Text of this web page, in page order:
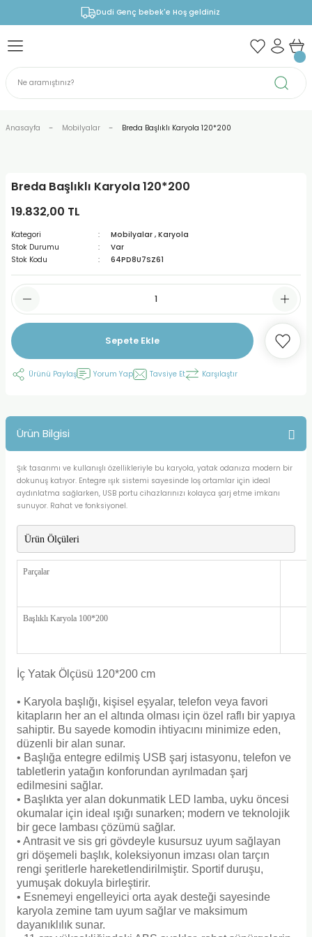
Dudi Genç bebek'e Hoş geldiniz
Anasayfa Mobilyalar Breda Başlıklı Karyola 120*200
Breda Başlıklı Karyola 120*200
19.832,00 TL
Kategori Mobilyalar , Karyola
Stok Durumu
Var
Stok Kodu
64PD8U7SZ61
Sepete Ekle
Ürünü Paylaş Yorum Yap Tavsiye Et Karşılaştır
Ürün Bilgisi
Şık tasarımı ve kullanışlı özellikleriyle bu karyola, yatak odanıza modern bir
dokunuş katıyor. Entegre ışık sistemi sayesinde loş ortamlar için ideal
aydınlatma sağlarken, USB portu cihazlarınızı kolayca şarj etme imkanı
sunuyor. Rahat ve fonksiyonel.
Ürün Ölçüleri
Parçalar
Başlıklı Karyola 100*200
İç Yatak Ölçüsü 120*200 cm
• Karyola başlığı, kişisel eşyalar, telefon veya favori
kitapların her an el altında olması için özel raflı bir yapıya
sahiptir. Bu sayede komodin ihtiyacını minimize eden,
düzenli bir alan sunar.
• Başlığa entegre edilmiş USB şarj istasyonu, telefon ve
tabletlerin yatağın konforundan ayrılmadan şarj
edilmesini sağlar.
• Başlıkta yer alan dokunmatik LED lamba, uyku öncesi
okumalar için ideal ışığı sunarken; modern ve teknolojik
bir gece lambası çözümü sağlar.
• Antrasit ve sis gri gövdeyle kusursuz uyum sağlayan
gri döşemeli başlık, koleksiyonun imzası olan tarçın
rengi şeritlerle hareketlendirilmiştir. Sportif duruşu,
yumuşak dokuyla birleştirir.
• Esnemeyi engelleyici orta ayak desteği sayesinde
karyola zemine tam uyum sağlar ve maksimum
dayanıklılık sunar.